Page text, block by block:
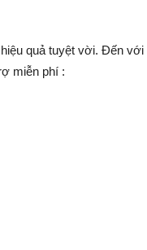
quả tuyệt vời. Đến với
miễn phí :